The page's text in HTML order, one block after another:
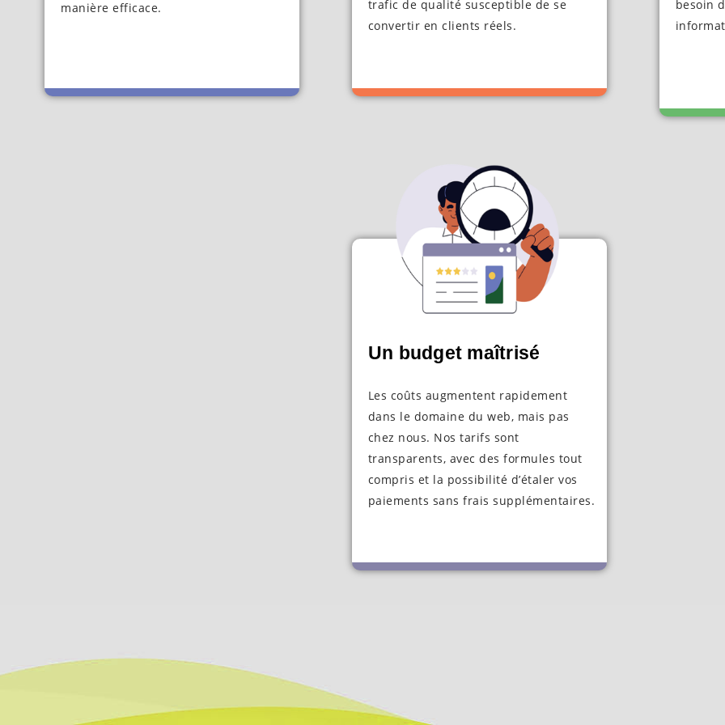
manière efficace.
trafic de qualité susceptible de se
convertir en clients réels.
besoin
Un budget maîtrisé
Les coûts augmentent rapidement
dans le domaine du web, mais pas
chez nous. Nos tarifs sont
transparents, avec des formules tout
compris et la possibilité d’étaler vos
paiements sans frais supplémentaires.